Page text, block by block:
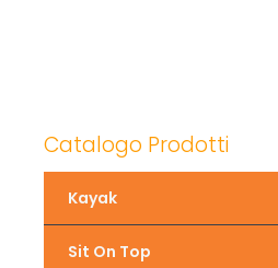
Catalogo Prodotti
Kayak
Sit On Top